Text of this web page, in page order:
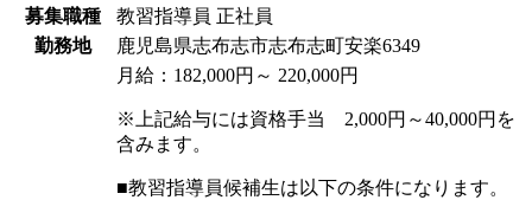
募集職種 教習指導員 正社員
勤務地
鹿児島県志布志市志布志町安楽6349
月給：182,000円～ 220,000円
※上記給与には資格手当 2,000円～40,000円を
含みます。
■教習指導員候補生は以下の条件になります。